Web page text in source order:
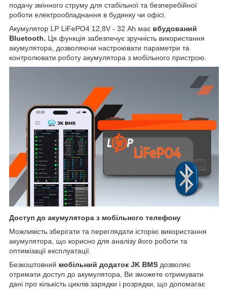
подачу змінного струму для стабільної та безперебійної
роботи електрообладнання в будинку чи офісі.
Акумулятор LP LiFePO4 12,8V - 32 Ah має вбудований
Bluetooth. Ця функція забезпечує зручність використання
акумулятора, дозволяючи настроювати параметри та
контролювати роботу акумулятора з мобільного пристрою.
Доступ до акумулятора з мобільного телефону
Можливість зберігати та переглядати історію використання
акумулятора, що корисно для аналізу його роботи та
оптимізації експлуатації.
Безкоштовний мобільний додаток JK BMS дозволяє
отримати доступ до акумулятора, Ви зможете отримувати
дані про кількість циклів зарядки і розрядки, що допомагає